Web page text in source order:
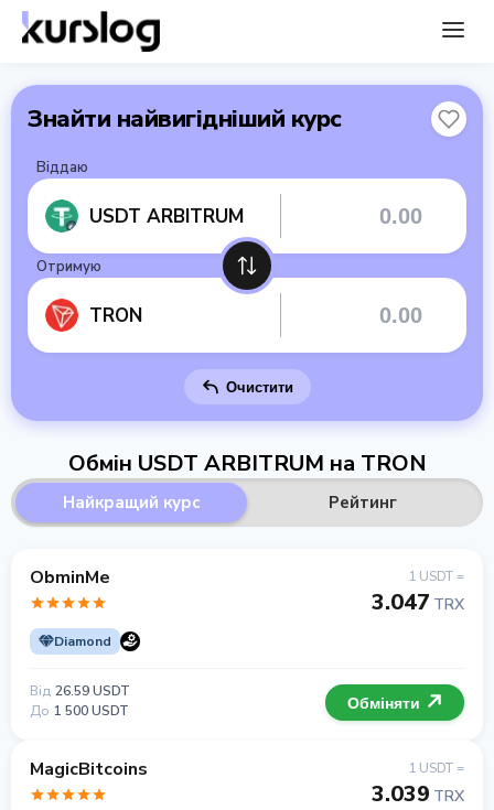
Знайти найвигідніший курс
Віддаю
USDT ARBITRUM
Отримую
TRON
Очистити
Обмін USDT ARBITRUM на TRON
Найкращий курс Рейтинг
ObminMe
Diamond
1 USDT =
3.047 TRX
Від 26.59 USDT
До 1 500 USDT Обміняти
MagicBitcoins 1 USDT =
3.039 TRX